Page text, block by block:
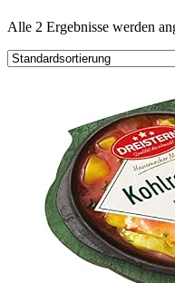
Alle 2 Ergebnisse werden